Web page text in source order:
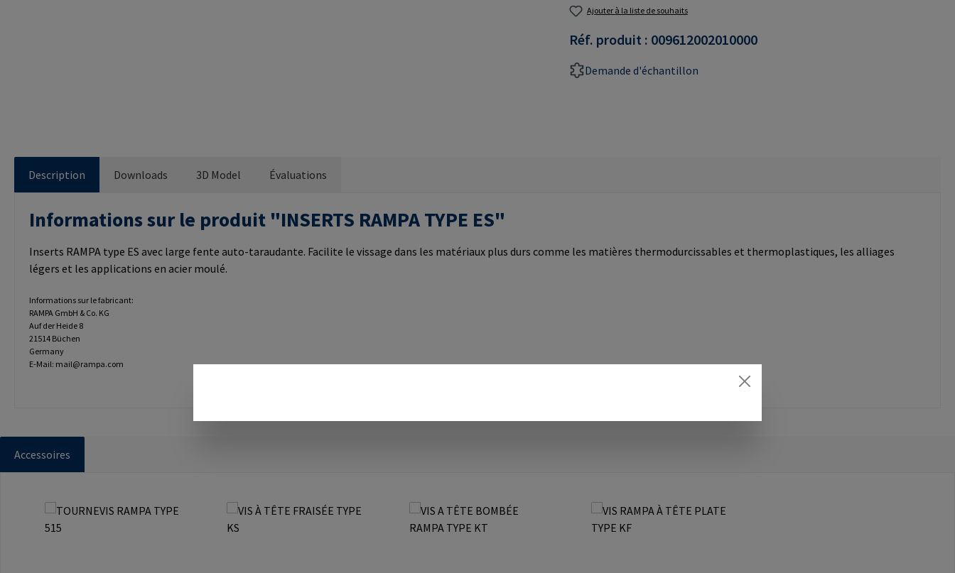
Ajouter à la liste de souhaits
Réf. produit : 009612002010000
Demande d'échantillon
Description Downloads 3D Model Évaluations
Informations sur le produit "INSERTS RAMPA TYPE ES"
Inserts RAMPA type ES avec large fente auto-taraudante. Facilite le vissage dans les matériaux plus durs comme les matières thermodurcissables et thermoplastiques, les alliages
légers et les applications en acier moulé.
Informations sur le fabricant:
RAMPA GmbH & Co. KG
Auf der Heide 8
21514 Büchen
Germany
E-Mail: mail@rampa.com
Accessoires